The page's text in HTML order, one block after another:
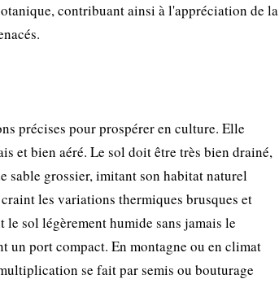
contribuant ainsi à l'appréciation de la
précises pour prospérer en culture. Elle
et bien aéré. Le sol doit être très bien drainé,
sable grossier, imitant son habitat naturel
les variations thermiques brusques et
sol légèrement humide sans jamais le
un port compact. En montagne ou en climat
se fait par semis ou bouturage